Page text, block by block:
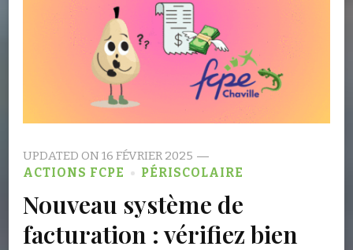
UPDATED ON16 FÉVRIER 2025
ACTIONS FCPE
PÉRISCOLAIRE
Nouveau système de
facturation : vérifiez bien